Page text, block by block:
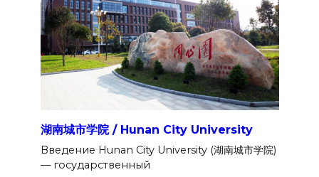
湖南城市学院 / Hunan City University
Введение Hunan City University (湖南城市学院)
— государственный